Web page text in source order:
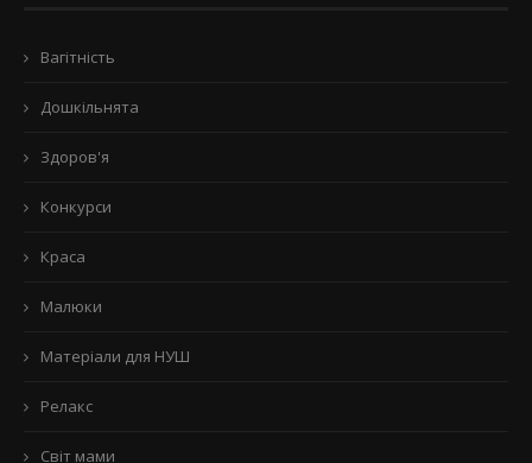
Вагітність
Дошкільнята
Здоров'я
Конкурси
Краса
Малюки
Матеріали для НУШ
Релакс
Світ мами